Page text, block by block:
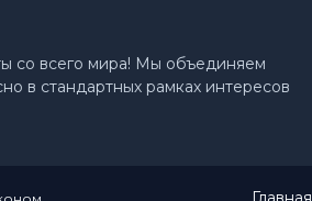
со всего мира! Мы объединяем
в стандартных рамках интересов